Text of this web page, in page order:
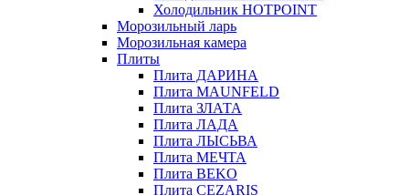
Холодильник HOTPOINT
Морозильный ларь
Морозильная камера
Плиты
Плита ДАРИНА
Плита MAUNFELD
Плита ЗЛАТА
Плита ЛАДА
Плита ЛЫСЬВА
Плита МЕЧТА
Плита BEKO
Плита CEZARIS